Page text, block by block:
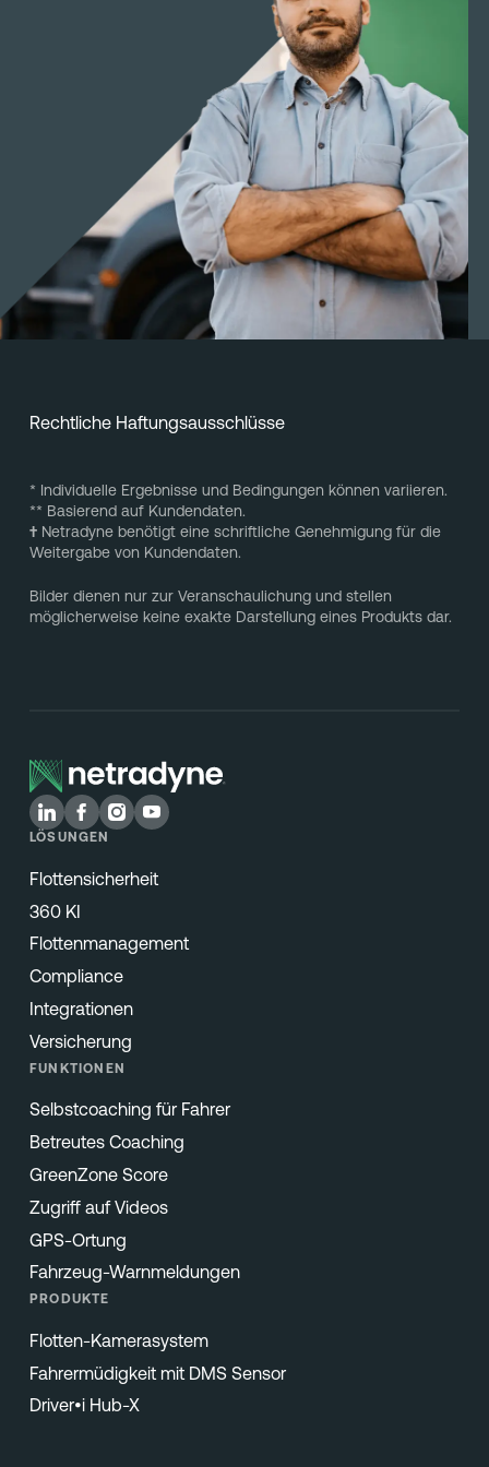
Rechtliche Haftungsausschlüsse
* Individuelle Ergebnisse und Bedingungen können variieren.
** Basierend auf Kundendaten.
†Netradyne benötigt eine schriftliche Genehmigung für die
Weitergabe von Kundendaten.
Bilder dienen nur zur Veranschaulichung und stellen
möglicherweise keine exakte Darstellung eines Produkts dar.
LÖSUNGEN
Flottensicherheit
360 KI
Flottenmanagement
Compliance
Integrationen
Versicherung
FUNKTIONEN
Selbstcoaching für Fahrer
Betreutes Coaching
GreenZone Score
Zugriff auf Videos
GPS-Ortung
Fahrzeug-Warnmeldungen
PRODUKTE
Flotten-Kamerasystem
Fahrermüdigkeit mit DMS Sensor
Driver•i Hub-X